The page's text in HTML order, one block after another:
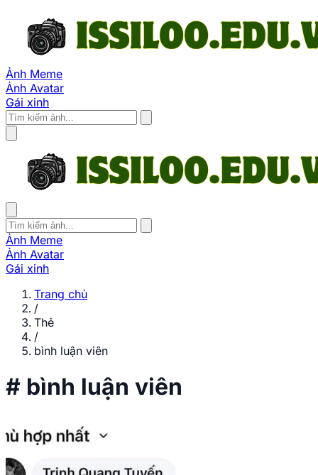
Ảnh Meme
Ảnh Avatar
Gái xinh
Ảnh Meme
Ảnh Avatar
Gái xinh
Trang chủ
/
Thẻ
/
bình luận viên
# bình luận viên